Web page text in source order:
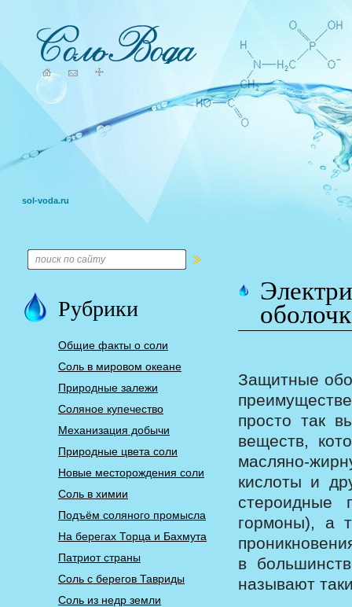
sol-voda.ru
Рубрики
Общие факты о соли
Соль в мировом океане
Природные залежи
Соляное купечество
Механизация добычи
Природные цвета соли
Новые месторождения соли
Соль в химии
Подъём соляного промысла
На берегах Торца и Бахмута
Патриот страны
Соль с берегов Тавриды
Соль из недр земли
Защитные
просто так
веществ,
масляно-
кислоты и
стероидные
гормоны), а
в
называют